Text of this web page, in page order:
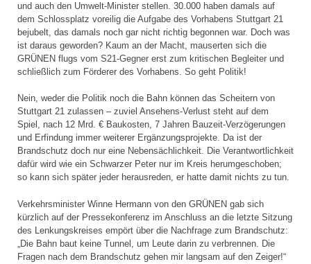
und auch den Umwelt-Minister stellen. 30.000 haben damals auf
dem Schlossplatz voreilig die Aufgabe des Vorhabens Stuttgart 21
bejubelt, das damals noch gar nicht richtig begonnen war. Doch was
ist daraus geworden? Kaum an der Macht, mauserten sich die
GRÜNEN flugs vom S21-Gegner erst zum kritischen Begleiter und
schließlich zum Förderer des Vorhabens. So geht Politik!
Nein, weder die Politik noch die Bahn können das Scheitern von
Stuttgart 21 zulassen – zuviel Ansehens-Verlust steht auf dem
Spiel, nach 12 Mrd. € Baukosten, 7 Jahren Bauzeit-Verzögerungen
und Erfindung immer weiterer Ergänzungsprojekte. Da ist der
Brandschutz doch nur eine Nebensächlichkeit. Die Verantwortlichkeit
dafür wird wie ein Schwarzer Peter nur im Kreis herumgeschoben;
so kann sich später jeder herausreden, er hatte damit nichts zu tun.
Verkehrsminister Winne Hermann von den GRÜNEN gab sich
kürzlich auf der Pressekonferenz im Anschluss an die letzte Sitzung
des Lenkungskreises empört über die Nachfrage zum Brandschutz:
„Die Bahn baut keine Tunnel, um Leute darin zu verbrennen. Die
Fragen nach dem Brandschutz gehen mir langsam auf den Zeiger!“